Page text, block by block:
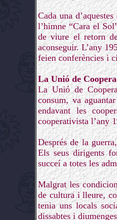
Cada una
l’himne “Cara el
de viure el retorn
aconseguir. L’any
feien conferències i
La Unió de
La Unió de
consum, va
endavant les
cooperativista l’any
Després de la
Els seus dirigents
succeí a totes les
Malgrat les
de cultura i lleure,
tenia uns locals
dissabtes i